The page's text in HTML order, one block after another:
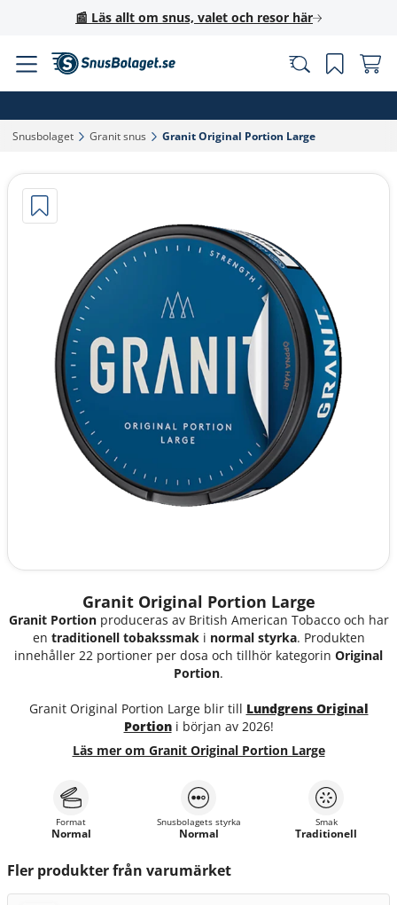
📰 Läs allt om snus, valet och resor här
Snusbolaget‎ Granit snus‎ Granit Original Portion Large‎
Granit Original Portion Large
Granit Portionproduceras av British American Tobacco och har
en traditionell tobakssmaki normal styrka. Produkten
innehåller 22 portioner per dosa och tillhör kategorin Original
Portion.
Granit Original Portion Large blir till Lundgrens Original
Portioni början av 2026!
Läs mer om Granit Original Portion Large
Format
Normal
Snusbolagets styrka
Normal
Smak
Traditionell
Fler produkter från varumärket